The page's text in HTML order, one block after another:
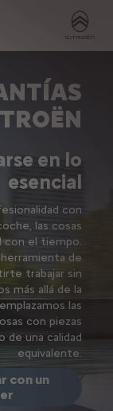
en lo
esencial
con
las cosas
con el tiempo.
de
trabajar sin
más allá de la
las
con piezas
de una calidad
equivalente.
con un